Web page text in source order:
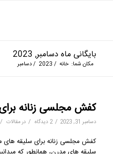
بایگانی ماه دسامبر, 2023
مکان شما: خانه /
2023
/دسامبر
کفش مجلسی زنانه
دسامبر 31, 2023 / 2 دیدگاه / درمقالات /
کفش مجلسی زنانه برای سلیقه های